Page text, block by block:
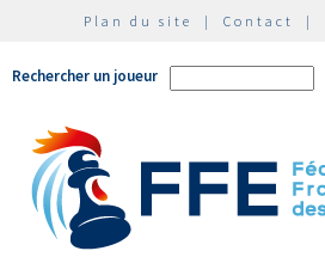
Plan du site | Contact |
Rechercher un joueur